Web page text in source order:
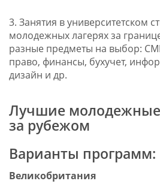
3. Занятия в университетском
молодежных лагерях за
разные предметы на выбор:
право, финансы, бухучет,
дизайн и др.
Лучшие
за рубежом
Варианты программ:
Великобритания